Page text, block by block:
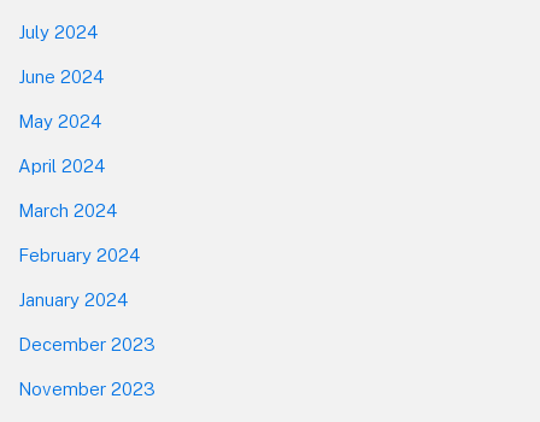
July 2024
June 2024
May 2024
April 2024
March 2024
February 2024
January 2024
December 2023
November 2023